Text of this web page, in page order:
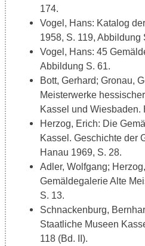
174.
Vogel, Hans: Katalog
1958, S. 119, Abbildung
Vogel, Hans: 45
Abbildung S. 61.
Bott, Gerhard; Gronau,
Meisterwerke
Kassel und Wiesbaden.
Herzog, Erich: Die
Kassel. Geschichte der
Hanau 1969, S. 28.
Adler, Wolfgang;
Gemäldegalerie Alte
S. 13.
Schnackenburg,
Staatliche Museen
118 (Bd. II).